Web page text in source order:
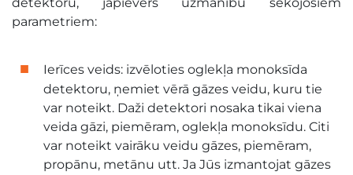
detektoru, jāpievērš uzmanību sekojošiem
parametriem:
Ierīces veids: izvēloties oglekļa monoksīda
detektoru, ņemiet vērā gāzes veidu, kuru tie
var noteikt. Daži detektori nosaka tikai viena
veida gāzi, piemēram, oglekļa monoksīdu. Citi
var noteikt vairāku veidu gāzes, piemēram,
propānu, metānu utt. Ja Jūs izmantojat gāzes